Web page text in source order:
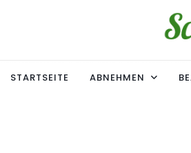
Schlanke-
MAGERSUCHT. BULIMIE.
STARTSEITE
ABNEHMEN